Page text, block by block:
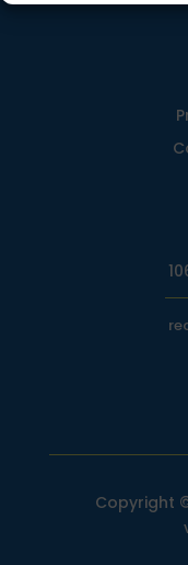
Copyright